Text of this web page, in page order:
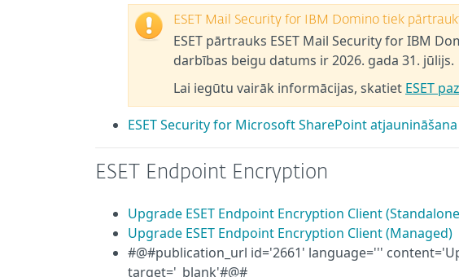
ESET Mail Security for IBM Domino tiek
ESET pārtrauks ESET Mail Security for IBM
darbības beigu datums ir 2026. gada 31. jūlijs.
Lai iegūtu vairāk informācijas, skatiet ESET
ESET Security for Microsoft SharePoint atjaunināšana
ESET Endpoint Encryption
Upgrade ESET Endpoint Encryption Client
Upgrade ESET Endpoint Encryption Client (Managed)
#@#publication_url id='2661' language='''
target='_blank'#@#